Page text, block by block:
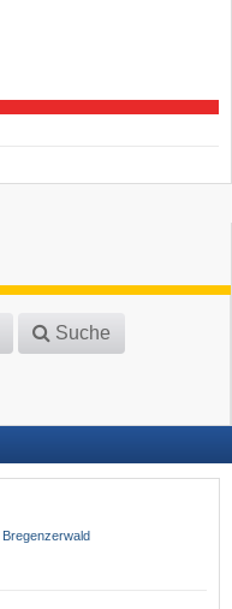
Suche
Bregenzerwald